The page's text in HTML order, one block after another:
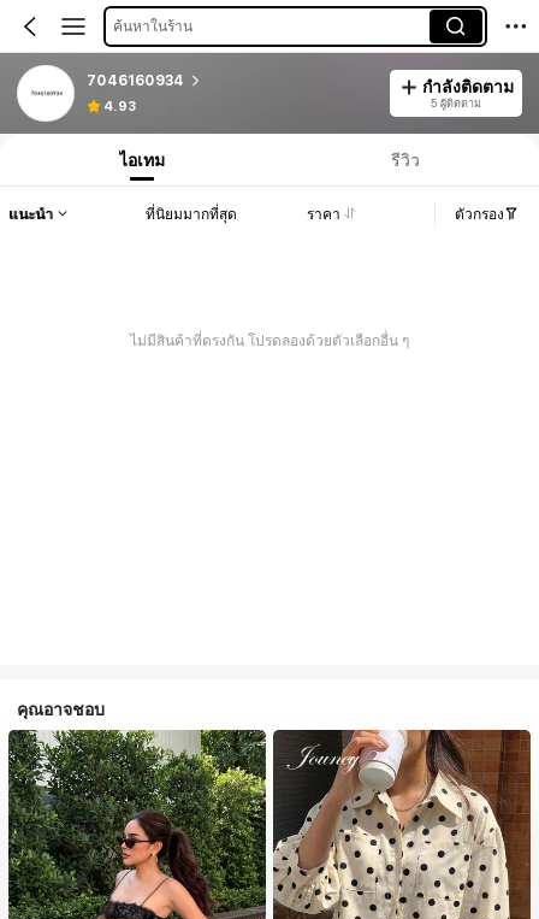
ค้นหาในร้าน
7046160934
4.93
กำลังติดตาม
5 ผู้ติดตาม
ไอเทม รีวิว
แนะนำ ที่นิยมมากที่สุด ราคา ตัวกรอง
ไม่มีสินค้าที่ตรงกัน โปรดลองด้วยตัวเลือกอื่น ๆ
คุณอาจชอบ